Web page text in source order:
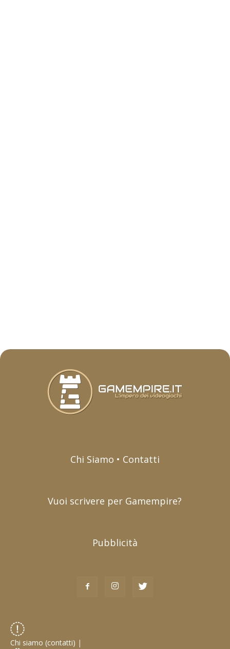
Chi Siamo • Contatti
Vuoi scrivere per Gamempire?
Pubblicità
Chi siamo (contatti) |